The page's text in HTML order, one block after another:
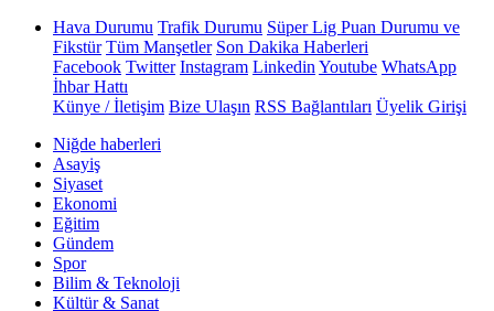
Hava Durumu Trafik Durumu Süper Lig Puan Durumu ve
Fikstür Tüm Manşetler Son Dakika Haberleri
Facebook Twitter Instagram Linkedin Youtube WhatsApp
İhbar Hattı
Künye / İletişim Bize Ulaşın RSS Bağlantıları Üyelik Girişi
Niğde haberleri
Asayiş
Siyaset
Ekonomi
Eğitim
Gündem
Spor
Bilim & Teknoloji
Kültür & Sanat